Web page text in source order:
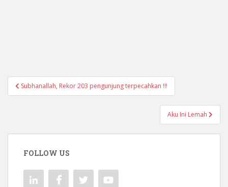
Navigasi
pos
Subhanallah, Rekor 203 pengunjung terpecahkan !!!
Aku Ini Lemah
FOLLOW US